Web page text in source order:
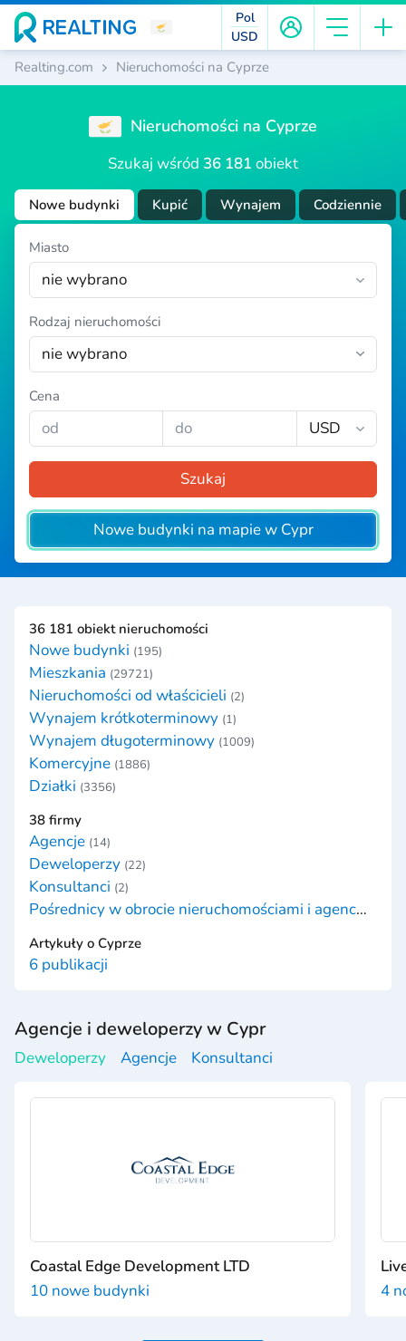
Pol
USD
Realting.com Nieruchomości na Cyprze
Nieruchomości na Cyprze
Szukaj wśród 36 181 obiekt
Nowe budynki Kupić Wynajem Codziennie
Miasto
nie wybrano
Rodzaj nieruchomości
nie wybrano
Cena
Szukaj
Nowe budynki na mapie w Cypr
36 181 obiekt nieruchomości
Nowe budynki (195)
Mieszkania (29721)
Nieruchomości od właścicieli (2)
Wynajem krótkoterminowy (1)
Wynajem długoterminowy (1009)
Komercyjne (1886)
Działki (3356)
38 firmy
Agencje (14)
Deweloperzy (22)
Konsultanci (2)
Pośrednicy w obrocie nieruchomościami i agenci nieruchomości
Artykuły o Cyprze
6 publikacji
Agencje i deweloperzy w Cypr
Deweloperzy Agencje Konsultanci
Coastal Edge Development LTD
10 nowe budynki
4